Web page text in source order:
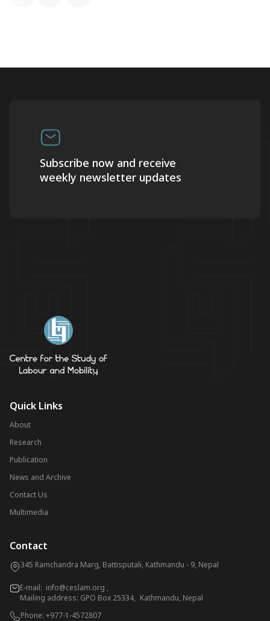
Subscribe now and receive
weekly newsletter updates
Quick Links
About
Research
Publication
News and Archive
Contact Us
Multimedia
Contact
345 Ramchandra Marg, Battisputali, Kathmandu - 9, Nepal
E-mail: info@ceslam.org ,
Mailing address: GPO Box 25334, Kathmandu, Nepal
Phone: +977-1-4572807